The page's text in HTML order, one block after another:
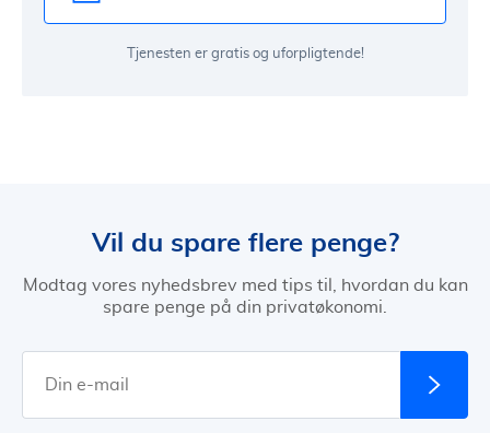
Tjenesten er gratis og uforpligtende!
Vil du spare flere penge?
Modtag vores nyhedsbrev med tips til, hvordan du kan
spare penge på din privatøkonomi.